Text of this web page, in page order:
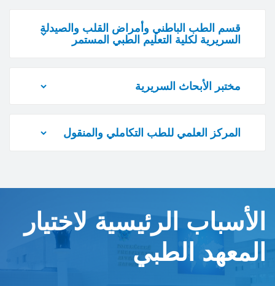
قسم الطب الباطني وأمراض القلب والصيدلة
السريرية لكلية التعليم الطبي المستمر
مختبر الأبحاث السريرية
المركز العلمي للطب التكاملي والمنقول
الأسباب الرئيسية لاختيار
المعهد الطبي